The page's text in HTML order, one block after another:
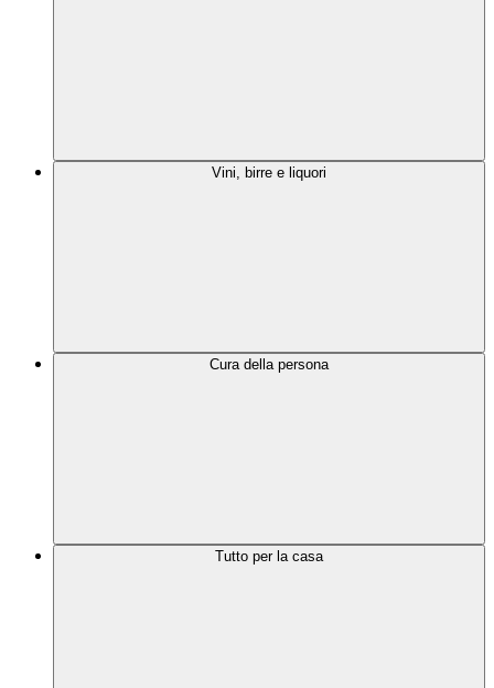
Vini, birre e liquori
Cura della persona
Tutto per la casa